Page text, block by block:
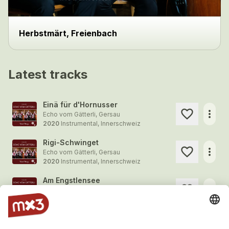
Herbstmärt, Freienbach
Latest tracks
Einä für d'Hornusser
Echo vom Gätterli, Gersau
2020 Instrumental, Innerschweiz
more_horiz
Rigi-Schwinget
Echo vom Gätterli, Gersau
2020 Instrumental, Innerschweiz
more_horiz
Am Engstlensee
2020